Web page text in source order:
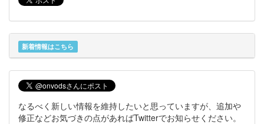
新着情報はこちら
なるべく新しい情報を維持したいと思っていますが、追加や
修正などお気づきの点があればTwitterでお知らせください。